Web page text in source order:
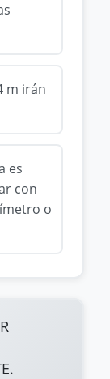
m irán
es
con
o